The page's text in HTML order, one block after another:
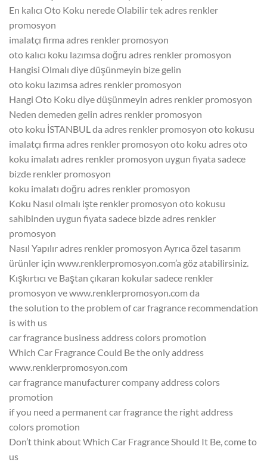
En kalıcı Oto Koku nerede Olabilir tek adres renkler
promosyon
imalatçı firma adres renkler promosyon
oto kalıcı koku lazımsa doğru adres renkler promosyon
Hangisi Olmalı diye düşünmeyin bize gelin
oto koku lazımsa adres renkler promosyon
Hangi Oto Koku diye düşünmeyin adres renkler promosyon
Neden demeden gelin adres renkler promosyon
oto koku İSTANBUL da adres renkler promosyon oto kokusu
imalatçı firma adres renkler promosyon oto koku adres oto
koku imalatı adres renkler promosyon uygun fiyata sadece
bizde renkler promosyon
koku imalatı doğru adres renkler promosyon
Koku Nasıl olmalı işte renkler promosyon oto kokusu
sahibinden uygun fiyata sadece bizde adres renkler
promosyon
Nasıl Yapılır adres renkler promosyon Ayrıca özel tasarım
ürünler için www.renklerpromosyon.com’a göz atabilirsiniz.
Kışkırtıcı ve Baştan çıkaran kokular sadece renkler
promosyon ve www.renklerpromosyon.com da
the solution to the problem of car fragrance recommendation
is with us
car fragrance business address colors promotion
Which Car Fragrance Could Be the only address
www.renklerpromosyon.com
car fragrance manufacturer company address colors
promotion
if you need a permanent car fragrance the right address
colors promotion
Don’t think about Which Car Fragrance Should It Be, come to
us